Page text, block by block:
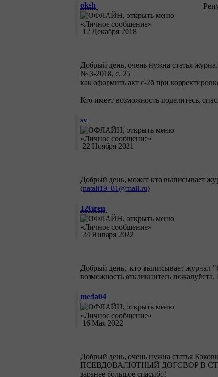
oksh
12 Декабря 2018
Добрый день, очень нужна статья
№ 3-2018, с. 25
как оформить акт с-2б при
Кто имеет возможность поделитесь,
sv
22 Ноября 2021
Добрый день, может кто выписывает
(natali19_81@mail.ru)
120iren
24 Января 2022
Добрый день, кто выписывает журнал
возможность откликнитесь
meda04
16 Мая 2022
Добрый день, очень нужна статья
ПСЕВДОВАЛЮТНЫЙ ДОГОВОР В
заранее большое спасибо!